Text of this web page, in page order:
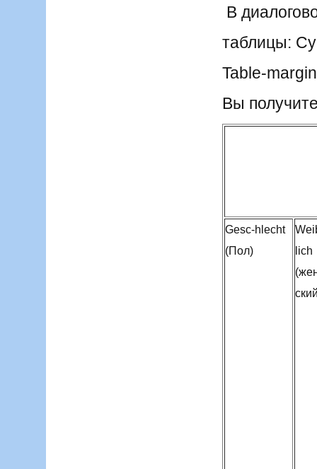
В
таблицы:
Table-
Вы
Gesc-hlecht
(Пол)
lich